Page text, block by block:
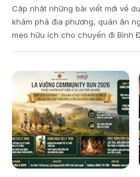
Cập nhật những bài viết mới về
khám phá địa phương, quán ăn
mẹo hữu ích cho chuyến đi Bình